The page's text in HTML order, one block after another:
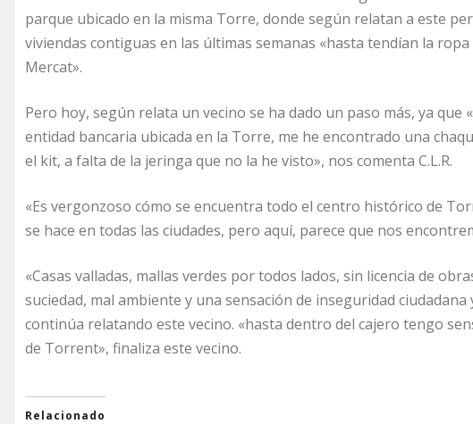
parque ubicado en la misma Torre, donde según relatan a este
viviendas contiguas en las últimas semanas «hasta tendían la
Mercat».
Pero hoy, según relata un vecino se ha dado un paso más, ya que
entidad bancaria ubicada en la Torre, me he encontrado una
el kit, a falta de la jeringa que no la he visto», nos comenta C.L.R.
«Es vergonzoso cómo se encuentra todo el centro histórico de
se hace en todas las ciudades, pero aquí, parece que nos
«Casas valladas, mallas verdes por todos lados, sin licencia de
suciedad, mal ambiente y una sensación de inseguridad
continúa relatando este vecino. «hasta dentro del cajero tengo
de Torrent», finaliza este vecino.
Relacionado